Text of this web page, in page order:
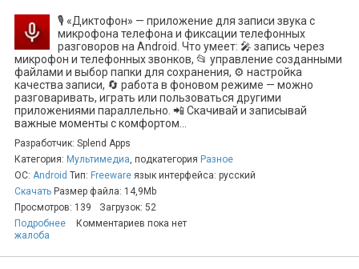
🎙️ «Диктофон» — приложение для записи звука с
микрофона телефона и фиксации телефонных
разговоров на Android. Что умеет: 🎤 запись через
микрофон и телефонных звонков, 📂 управление созданными
файлами и выбор папки для сохранения, ⚙️ настройка
качества записи, 🔄 работа в фоновом режиме — можно
разговаривать, играть или пользоваться другими
приложениями параллельно. 📲 Скачивай и записывай
важные моменты с комфортом...
Разработчик: Splend Apps
Категория: Мультимедиа, подкатегория Разное
ОС: Android Тип: Freeware язык интерфейса: русский
Скачать Размер файла: 14,9Mb
Просмотров: 139
Загрузок: 52
Подробнее
Комментариев пока нет
жалоба